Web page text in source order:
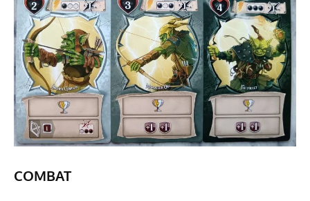
COMBAT